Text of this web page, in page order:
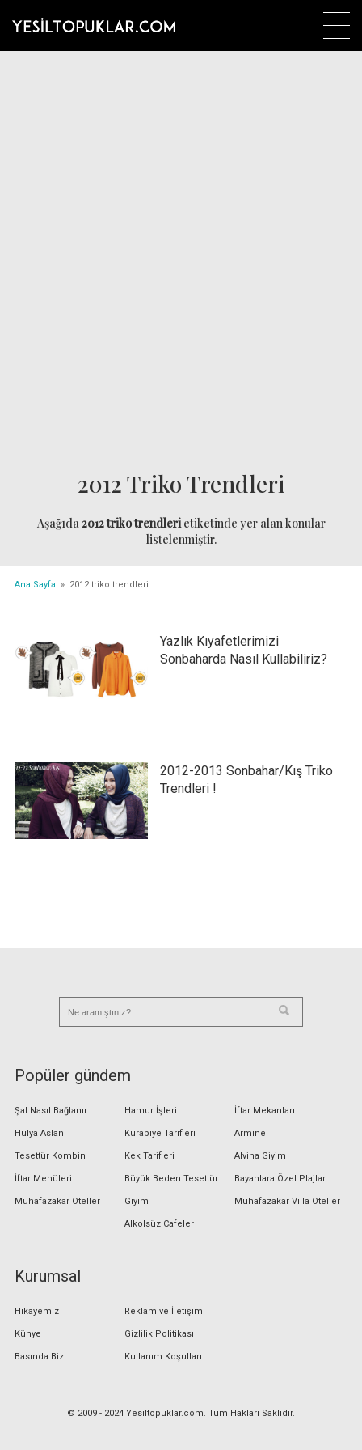
2012 Triko Trendleri
Aşağıda2012 triko trendlerietiketinde yer alan konular
listelenmiştir.
Ana Sayfa » 2012 triko trendleri
Yazlık Kıyafetlerimizi
Sonbaharda Nasıl Kullabiliriz?
2012-2013 Sonbahar/Kış Triko
Trendleri !
Popüler gündem
Şal Nasıl Bağlanır
Hülya Aslan
Tesettür Kombin
İftar Menüleri
Muhafazakar Oteller
Hamur İşleri
Kurabiye Tarifleri
Kek Tarifleri
Büyük Beden Tesettür
Giyim
Alkolsüz Cafeler
İftar Mekanları
Armine
Alvina Giyim
Bayanlara Özel Plajlar
Muhafazakar Villa Oteller
Kurumsal
Hikayemiz
Künye
Basında Biz
Reklam ve İletişim
Gizlilik Politikası
Kullanım Koşulları
© 2009 - 2024 Yesiltopuklar.com. Tüm Hakları Saklıdır.